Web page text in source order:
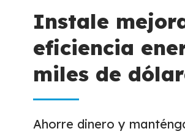
Instale
eficiencia
miles de
Ahorre dinero y